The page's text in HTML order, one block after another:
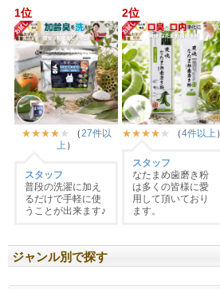
ジャンル別で探す